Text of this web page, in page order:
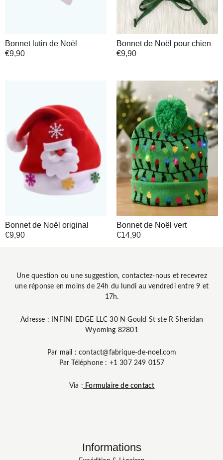
Bonnet lutin de Noël
€9,90
Bonnet de Noël pour chien
€9,90
Bonnet de Noël original
€9,90
Bonnet de Noël vert
€14,90
Une question ou une suggestion, contactez-nous et recevrez
une réponse en moins de 24h du lundi au vendredi entre 9 et
17h.
Adresse : INFINI EDGE LLC 30 N Gould St ste R Sheridan
Wyoming 82801
Par mail : contact@fabrique-de-noel.com
Par Téléphone : +1 307 249 0157
Via : Formulaire de contact
Informations